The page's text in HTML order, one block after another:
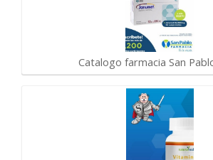
Catalogo farmacia San